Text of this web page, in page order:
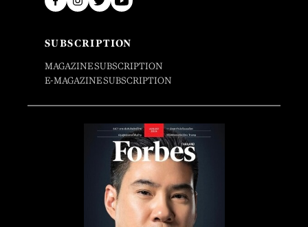
SUBSCRIPTION
MAGAZINE SUBSCRIPTION
E-MAGAZINE SUBSCRIPTION